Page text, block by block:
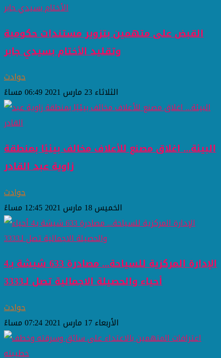
القبض على متهمين بتزوير مستندات حكومية
وتقليد الأختام بسيدي جابر
حوادث
الثلاثاء 23 مارس 2021 06:49 مساءً
البيئة... اغلاق مصنع للأعلاف مخالف بيئيًا بمنطقة
زاوية عبد القادر
حوادث
الخميس 18 مارس 2021 12:45 مساءً
الإدارة المركزية للسياحة... مصادرة 633 شيشة بـ4
أحياء والحصيلة الاجمالية تصل لـ3333
حوادث
الأربعاء 17 مارس 2021 07:24 مساءً